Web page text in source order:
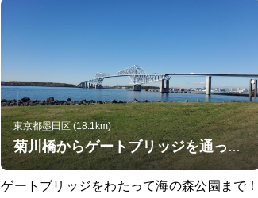
東京都墨田区 (18.1km)
菊川橋からゲートブリッジを通って海の森公園
ゲートブリッジをわたって海の森公園まで！